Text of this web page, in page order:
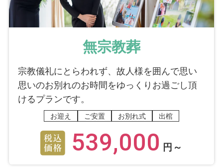
無宗教葬
宗教儀礼にとらわれず、故人様を囲んで思い
思いのお別れのお時間をゆっくりお過ごし頂
けるプランです。
お迎え ご安置 お別れ式 出棺
539,000 円～